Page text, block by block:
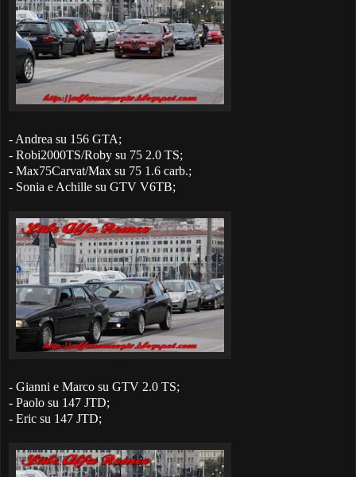
- Andrea su 156 GTA;
- Robi2000TS/Roby su 75 2.0 TS;
- Max75Carvat/Max su 75 1.6 carb.;
- Sonia e Achille su GTV V6TB;
- Gianni e Marco su GTV 2.0 TS;
- Paolo su 147 JTD;
- Eric su 147 JTD;